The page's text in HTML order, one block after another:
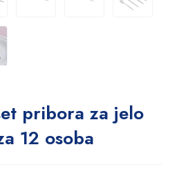
pribora za jelo
12 osoba